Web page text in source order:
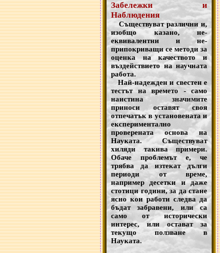
Забележки и
Наблюдения
Съществуват различни и,
изобщо казано, не-
еквивалентни и не-
припокриващи се методи за
оценка на качеството и
въздействието на научната
работа.
Най-надежден и свестен е
тестът на времето - само
наистина значимите
приноси оставят своя
отпечатък в установената и
експериментално
проверената основа на
Науката. Съществуват
хиляди такива примери.
Обаче проблемът е, че
трябва да изтекат дълги
периоди от време,
например десетки и даже
стотици години, за да стане
ясно кои работи следва да
бъдат забравени, или са
само от исторически
интерес, или остават за
текущо ползване в
Науката.